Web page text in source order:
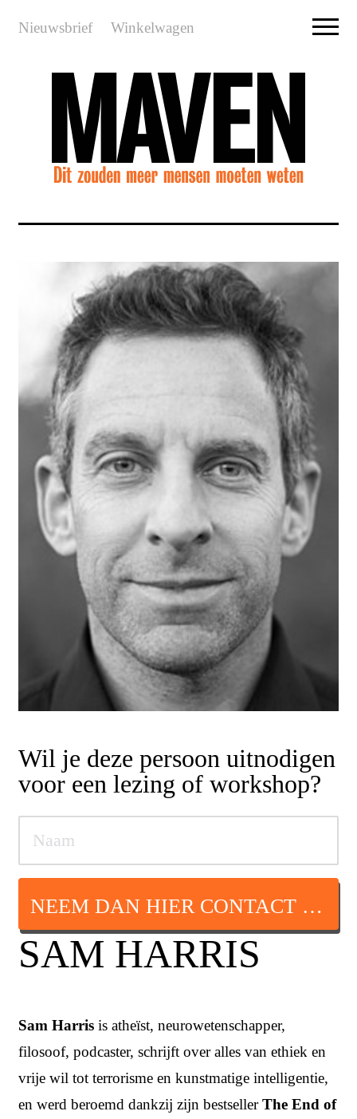
Nieuwsbrief Winkelwagen
Wil je deze persoon uitnodigen
voor een lezing of workshop?
NEEM DAN HIER CONTACT OP
SAM HARRIS
Sam Harris is atheïst, neurowetenschapper,
filosoof, podcaster, schrijft over alles van ethiek en
vrije wil tot terrorisme en kunstmatige intelligentie,
en werd beroemd dankzij zijn bestsellerThe End of